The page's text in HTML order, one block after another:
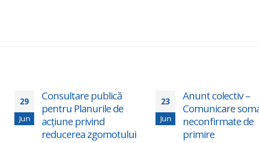
23
Jun
Anunt colectiv –
Comunicare somatii
neconfirmate de
primire
19
Jun
Programul
pentru
cu un loc